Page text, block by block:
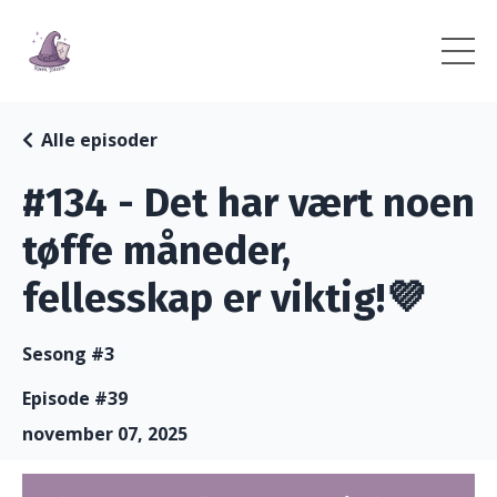
#134 - Det har vært noen
tøffe måneder,
fellesskap er viktig!💜
Alle episoder
Sesong #3
Episode #39
november 07, 2025